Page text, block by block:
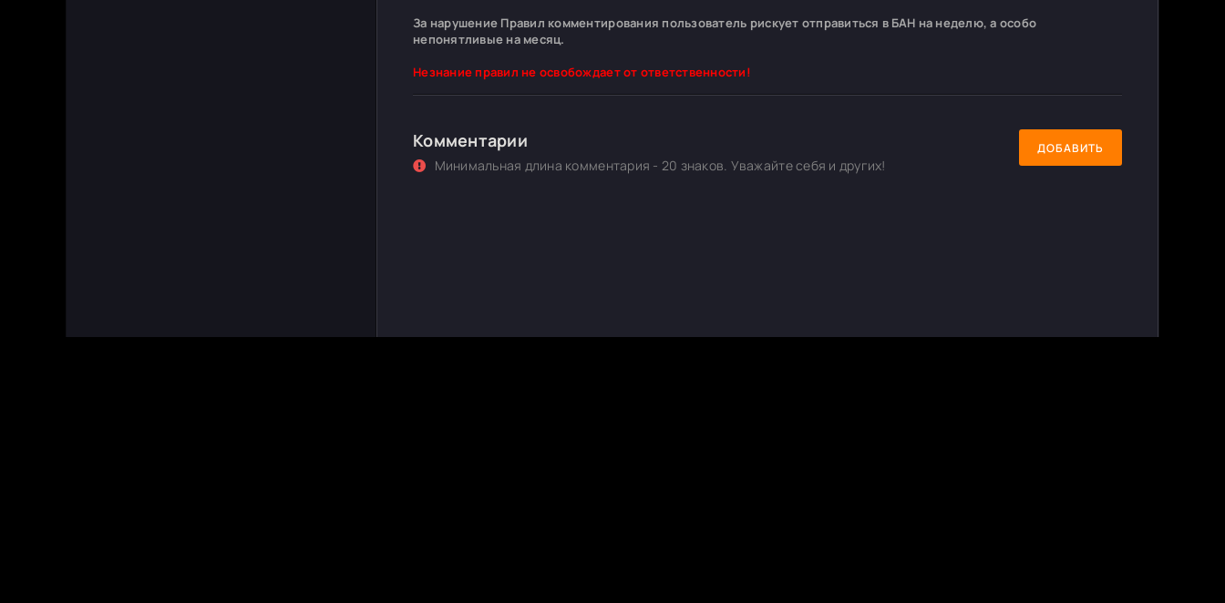
За нарушение Правил комментирования пользователь рискует отправиться в БАН на неделю, а особо
непонятливые на месяц.
Незнание правил не освобождает от ответственности!
Комментарии
Минимальная длина комментария - 20 знаков. Уважайте себя и других!
ДОБАВИТЬ